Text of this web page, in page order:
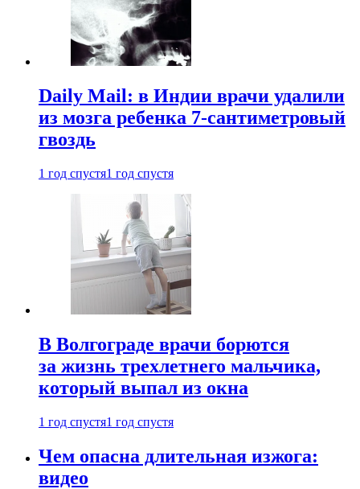
Daily Mail: в Индии врачи удалили
из мозга ребенка 7-сантиметровый
гвоздь
1 год спустя1 год спустя
В Волгограде врачи борются
за жизнь трехлетнего мальчика,
который выпал из окна
1 год спустя1 год спустя
Чем опасна длительная изжога:
видео